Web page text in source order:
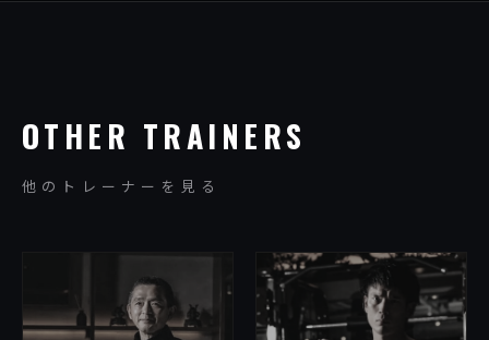
OTHER TRAINERS
他のトレーナーを見る